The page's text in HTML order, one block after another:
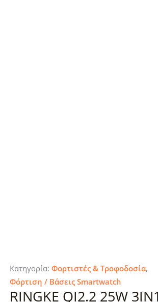
Κατηγορία: Φορτιστές & Τροφοδοσία,
Φόρτιση / Βάσεις Smartwatch
RINGKE QI2.2 25W 3IN1